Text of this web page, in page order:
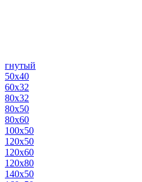
гнутый
50х40
60х32
80х32
80х50
80х60
100х50
120х50
120х60
120х80
140х50